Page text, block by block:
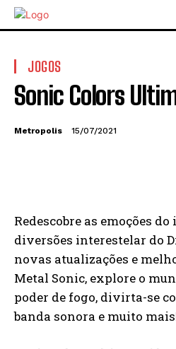
JOGOS
Sonic Colors
Metropolis 15/07/2021
Redescobre as emoções
diversões interestelar do
novas atualizações e
Metal Sonic, explore o
poder de fogo, divirta-se
banda sonora e muito